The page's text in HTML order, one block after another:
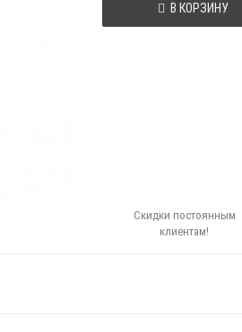
В КОРЗИНУ
Скидки постоянным
клиентам!